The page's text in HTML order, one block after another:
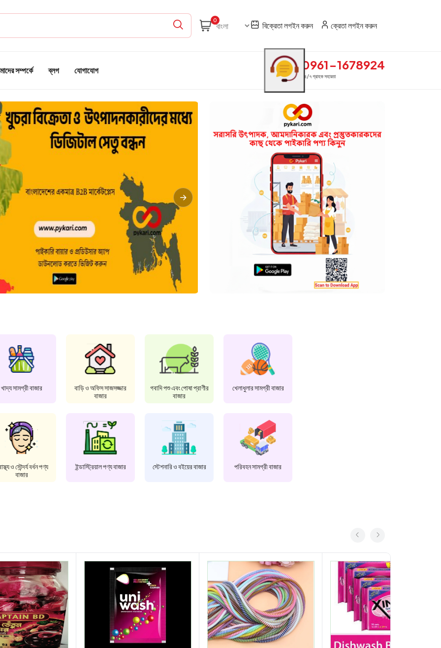
0
বিক্রেতা লগইন করুন ক্রেতা লগইন করুন
সম্পর্কে ব্লগ যোগাযোগ 0961-1678924
২৪/৭ গ্রাহক সহায়তা
খাদ্য সামগ্রী বাজার
ও সৌন্দর্য বর্ধন পণ্য
বাজার
বাড়ি ও অফিস সাজসজ্জার
বাজার
ইন্ডাস্ট্রিয়াল পণ্য বাজার
গবাদি পশু এবং পোষা প্রাণীর
বাজার
স্টেশনারি ও বইয়ের বাজার
খেলাধুলার সামগ্রী বাজার
পরিবহন সামগ্রী বাজার